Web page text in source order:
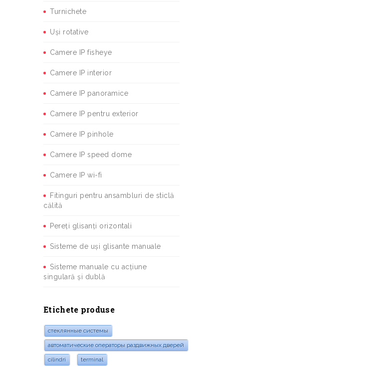
Turnichete
Uși rotative
Camere IP fisheye
Camere IP interior
Camere IP panoramice
Camere IP pentru exterior
Camere IP pinhole
Camere IP speed dome
Camere IP wi-fi
Fitinguri pentru ansambluri de sticlă
călită
Pereți glisanți orizontali
Sisteme de uși glisante manuale
Sisteme manuale cu acțiune
singulară și dublă
Etichete produse
стеклянные системы
автоматические операторы раздвижных дверей
cilindri terminal